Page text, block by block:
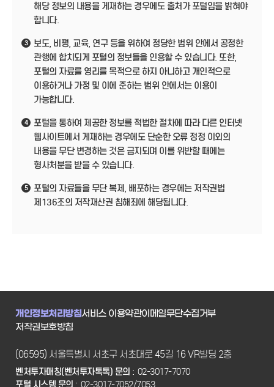
해당 정보의 내용을 게재하는 경우에도 출처가 포털임을 밝혀야
합니다.
3
보도, 비평, 교육, 연구 등을 위하여 정당한 범위 안에서 공정한
관행에 합치되게 포털의 정보들을 인용할 수 있습니다. 또한,
포털의 자료를 영리를 목적으로 하지 아니하고 개인적으로
이용하거나 가정 및 이에 준하는 범위 안에서는 이용이
가능합니다.
4
포털을 통하여 제공한 정보를 적법한 절차에 따라 다른 인터넷
웹사이트에서 게재하는 경우에도 단순한 오류 정정 이외의
내용을 무단 변경하는 것은 금지되며 이를 위반할 때에는
형사처분을 받을 수 있습니다.
5
포털의 자료들을 무단 복제, 배포하는 경우에는 저작권법
제136조의 저작재산권 침해죄에 해당됩니다.
개인정보처리방침서비스 이용약관이메일무단수집거부
저작권보호방침
(06595) 서울특별시 서초구 서초대로 45길 16 VR빌딩 2층
벤처투자매칭(벤처투자톡톡) 문의 : 02-3017-7070
포털 시스템 문의 : 02-3017-7052/7053